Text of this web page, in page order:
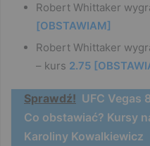
Robert Whittaker
[OBSTAWIAM]
Robert Whittaker
– kurs 2.75
Sprawdź! UFC Vegas
Co obstawiać? Kursy
Karoliny Kowalkiewicz